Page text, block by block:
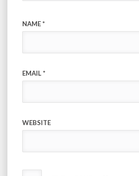
NAME*
EMAIL*
WEBSITE